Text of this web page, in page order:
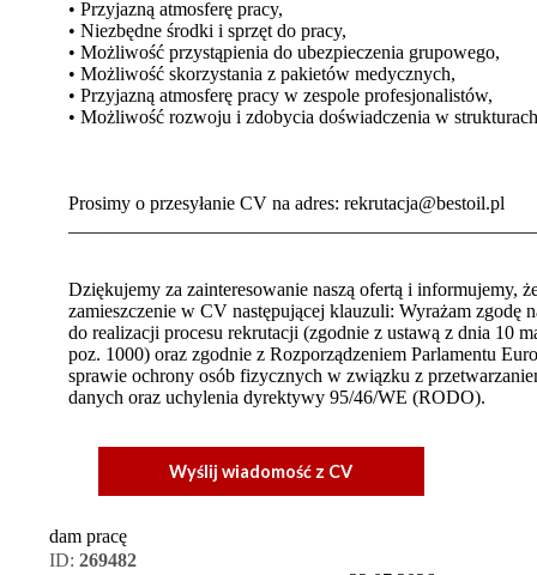
• Przyjazną atmosferę pracy,
• Niezbędne środki i sprzęt do pracy,
• Możliwość przystąpienia do ubezpieczenia grupowego,
• Możliwość skorzystania z pakietów medycznych,
• Przyjazną atmosferę pracy w zespole profesjonalistów,
• Możliwość rozwoju i zdobycia doświadczenia w
Prosimy o przesyłanie CV na adres: rekrutacja@bestoil.pl
Dziękujemy za zainteresowanie naszą ofertą i informujemy,
zamieszczenie w CV następującej klauzuli: Wyrażam zgodę
do realizacji procesu rekrutacji (zgodnie z ustawą z dnia 10
poz. 1000) oraz zgodnie z Rozporządzeniem Parlamentu
sprawie ochrony osób fizycznych w związku z
danych oraz uchylenia dyrektywy 95/46/WE (RODO).
Wyślij wiadomość z CV
dam pracę
ID: 269482